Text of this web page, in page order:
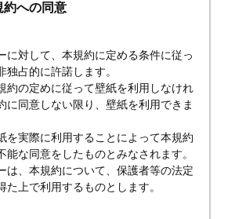
への同意
に対して、本規約に定める条件に従っ
独占的に許諾します。
約の定めに従って壁紙を利用しなけれ
に同意しない限り、壁紙を利用できま
を実際に利用することによって本規約
能な同意をしたものとみなされます。
は、本規約について、保護者等の法定
た上で利用するものとします。